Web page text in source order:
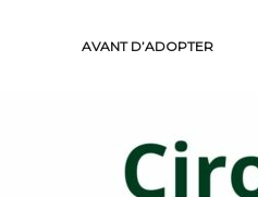
AVANT D’ADOPTER